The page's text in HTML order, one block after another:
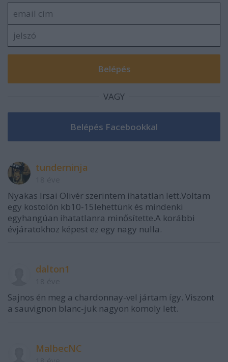
VAGY
tunderninja
Nyakas Irsai Olivér szerintem ihatatlan lett.Voltam
egy kostolón kb10-15lehettünk és mindenki
egyhangúan ihatatlanra minősítette.A korábbi
évjáratokhoz képest ez egy nagy nulla.
dalton1
Sajnos én meg a chardonnay-vel jártam így. Viszont
a sauvignon blanc-juk nagyon komoly lett.
MalbecNC